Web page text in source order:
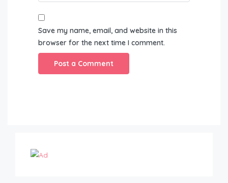
Save my name, email, and website in this
browser for the next time I comment.